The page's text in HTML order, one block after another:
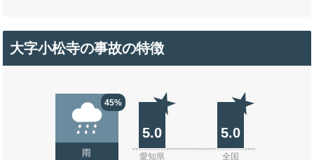
大字小松寺の事故の特徴
45%
雨
5.0 5.0
愛知県 全国